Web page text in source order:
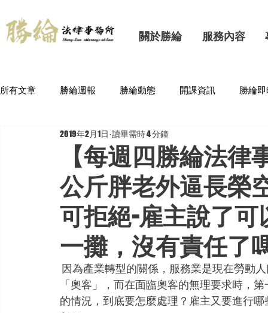
關於勝綸 服務內容
所有文章 勝綸週報 勝綸動態 開課資訊 勝綸
【每週四勝綸法律
公斤胖老外逼長
可拒絕-雇主說了
一攤，沒有責任了
2019年2月1日 讀畢需時 4 分鐘
「奧客」，而在面臨奧客的無理要求時，
的情況，到底要怎麼處理？雇主又要進行